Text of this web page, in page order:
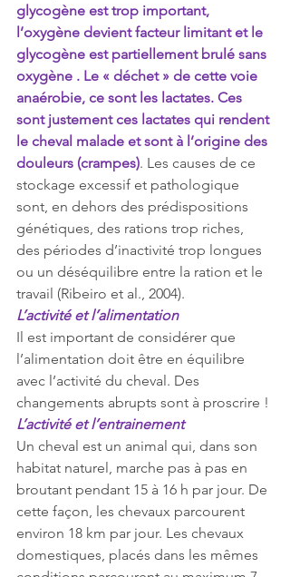
glycogène est trop important,
l’oxygène devient facteur limitant et le
glycogène est partiellement brulé sans
oxygène . Le « déchet » de cette voie
anaérobie, ce sont les lactates. Ces
sont justement ces lactates qui rendent
le cheval malade et sont à l’origine des
douleurs (crampes). Les causes de ce
stockage excessif et pathologique
sont, en dehors des prédispositions
génétiques, des rations trop riches,
des périodes d’inactivité trop longues
ou un déséquilibre entre la ration et le
travail (Ribeiro et al., 2004).
L’activité et l’alimentation
Il est important de considérer que
l’alimentation doit être en équilibre
avec l’activité du cheval. Des
changements abrupts sont à proscrire !
L’activité et l’entrainement
Un cheval est un animal qui, dans son
habitat naturel, marche pas à pas en
broutant pendant 15 à 16 h par jour. De
cette façon, les chevaux parcourent
environ 18 km par jour. Les chevaux
domestiques, placés dans les mêmes